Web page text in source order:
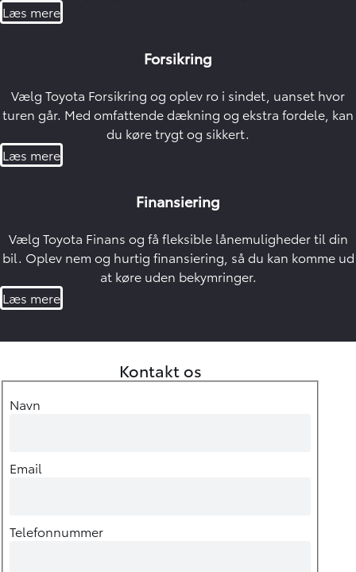
Læs mere
Forsikring
Vælg Toyota Forsikring og oplev ro i sindet, uanset hvor
turen går. Med omfattende dækning og ekstra fordele, kan
du køre trygt og sikkert.
Læs mere
Finansiering
Vælg Toyota Finans og få fleksible lånemuligheder til din
bil. Oplev nem og hurtig finansiering, så du kan komme ud
at køre uden bekymringer.
Læs mere
Kontakt os
Navn
Email
Telefonnummer